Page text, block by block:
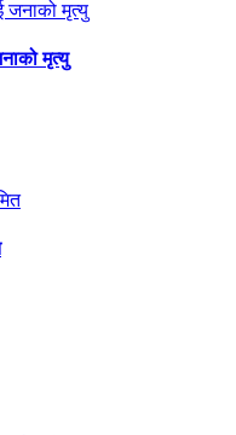
मृत्यु